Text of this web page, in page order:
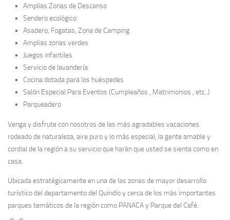
Amplias Zonas de Descanso
Sendero ecológico
Asadero, Fogatas, Zona de Camping
Amplias zonas verdes
Juegos infantiles
Servicio de lavandería
Cocina dotada para los huéspedes
Salón Especial Para Eventos (Cumpleaños , Matrimonios , etc..)
Parqueadero
Venga y disfrute con nosotros de las más agradables vacaciones
rodeado de naturaleza, aire puro y lo más especial, la gente amable y
cordial de la región a su servicio que harán que usted se sienta como en
casa.
Ubicada estratégicamente en una de las zonas de mayor desarrollo
turístico del departamento del Quindío y cerca de los más importantes
parques temáticos de la región como PANACA y Parque del Café.